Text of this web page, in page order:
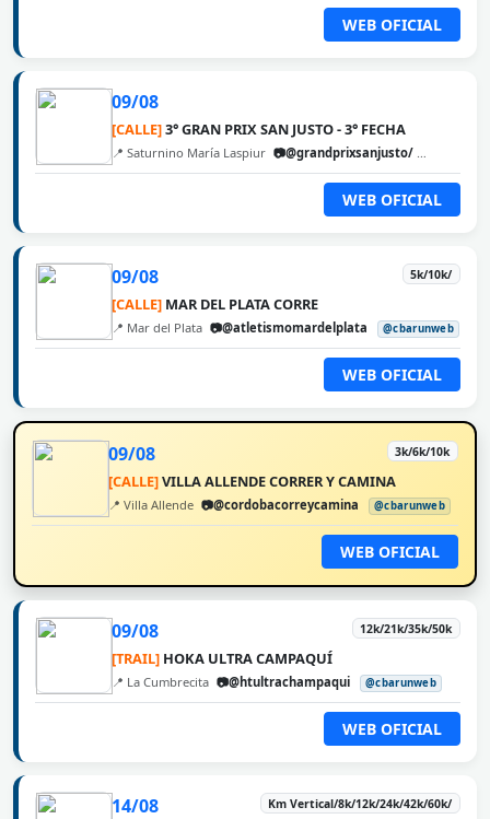
WEB OFICIAL
09/08
[CALLE]3° GRAN PRIX SAN JUSTO - 3° FECHA
📍 Saturnino María Laspiur 📷@grandprixsanjusto/
WEB OFICIAL
09/08 5k/10k/
[CALLE] MAR DEL PLATA CORRE
📍 Mar del Plata 📷@atletismomardelplata @cbarunweb
WEB OFICIAL
09/08 3k/6k/10k
[CALLE]VILLA ALLENDE CORRER Y CAMINA
📍 Villa Allende 📷@cordobacorreycamina @cbarunweb
WEB OFICIAL
09/08 12k/21k/35k/50k
[TRAIL] HOKA ULTRA CAMPAQUÍ
📍 La Cumbrecita 📷@htultrachampaqui @cbarunweb
WEB OFICIAL
14/08 Km Vertical/8k/12k/24k/42k/60k/